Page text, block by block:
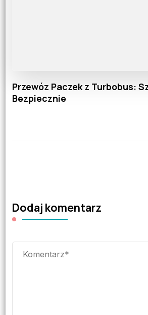
Przewóz Paczek z Turbobus:
Bezpiecznie
Dodaj komentarz